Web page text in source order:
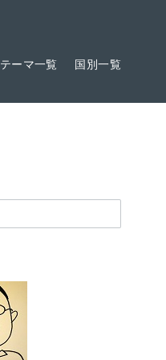
テーマ一覧 国別一覧